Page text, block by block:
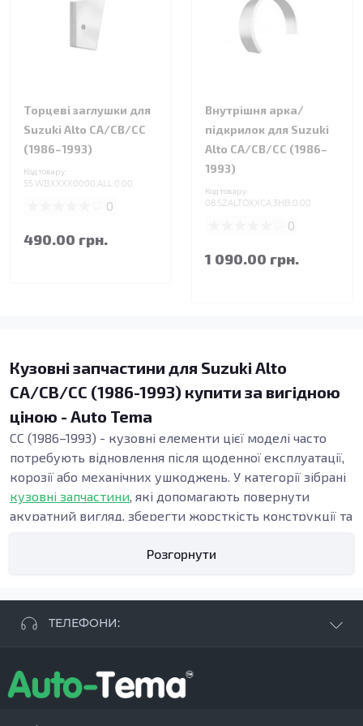
Торцеві заглушки для
Suzuki Alto CA/CB/CC
(1986–1993)
Код товару:
55.WBXXXX0000.ALL.0.00
0
490.00 грн.
Внутрішня арка/
підкрилок для Suzuki
Alto CA/CB/CC (1986–
1993)
Код товару:
08.SZALTOXXCA.3HB.0.00
0
1 090.00 грн.
Кузовні запчастини для Suzuki Alto
CA/CB/CC (1986-1993) купити за вигідною
ціною - Auto Tema
CC (1986–1993) - кузовні елементи цієї моделі часто
потребують відновлення після щоденної експлуатації,
корозії або механічних ушкоджень. У категорії зібрані
кузовні запчастини, які допомагають повернути
акуратний вигляд, зберегти жорсткість конструкції та
під час ремонту кузова, адже від неї залежать зазори,
Види кузовних запчастин
кузова при прогниванні, усунення деформацій після
ударів або ремонт при прихованих осередках іржі.
Розгорнути
ТЕЛЕФОНИ:
+38 096 250 84 38
+38 099 657 61 50